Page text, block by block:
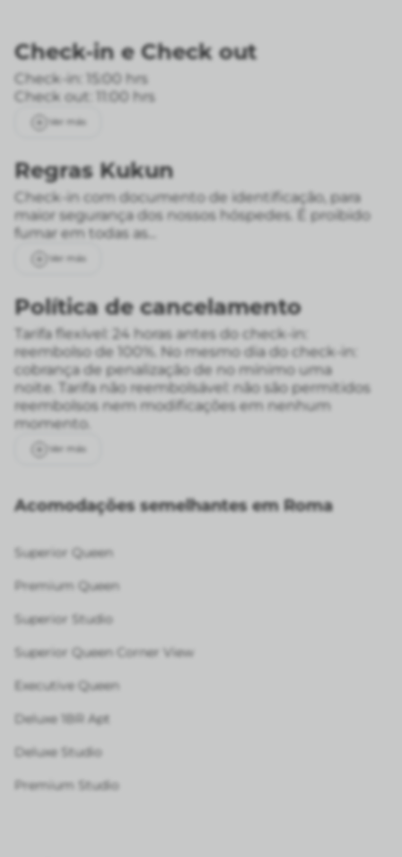
Check-ineCheck out
Check-in: 15:00 hrs
Check out: 11:00 hrs
Ver más
Regras Kukun
Check-in com documento de identificação, para
maior segurança dos nossos hóspedes. É proibido
fumar em todas as...
Ver más
Política de cancelamento
Tarifa flexível: 24 horas antes do check-in:
reembolso de 100%. No mesmo dia do check-in:
cobrança de penalização de no mínimo uma
noite.
Tarifa não reembolsável: não são permitidos
reembolsos nem modificações em nenhum
momento.
Ver más
Acomodações semelhantes em Roma
Superior Queen
Premium Queen
Superior Studio
Superior Queen Corner View
Executive Queen
Deluxe 1BR Apt
Deluxe Studio
Premium Studio